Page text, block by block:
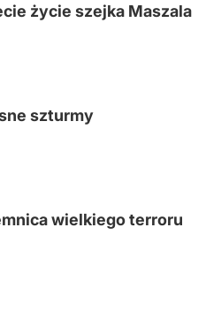
życie szejka Maszala
szturmy
wielkiego terroru